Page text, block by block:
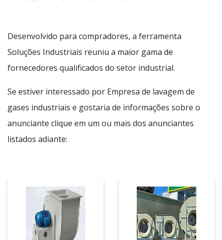
Desenvolvido para compradores, a ferramenta
Soluções Industriais reuniu a maior gama de
fornecedores qualificados do setor industrial.
Se estiver interessado por Empresa de lavagem de
gases industriais e gostaria de informações sobre o
anunciante clique em um ou mais dos anunciantes
listados adiante: